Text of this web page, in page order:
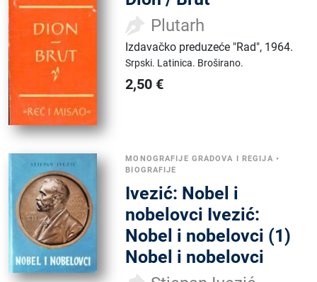
Plutarh
Izdavačko preduzeće "Rad", 1964.
Srpski. Latinica. Broširano.
2,50 €
MONOGRAFIJE GRADOVA I REGIJA •
BIOGRAFIJE
Ivezić: Nobel i
nobelovci Ivezić:
Nobel i nobelovci (1)
Nobel i nobelovci